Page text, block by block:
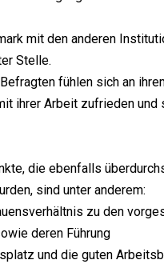
mit den anderen
Stelle.
fühlen sich an
ihrer Arbeit zufrieden und
die ebenfalls
sind unter anderem:
zu den
deren Führung
und die guten